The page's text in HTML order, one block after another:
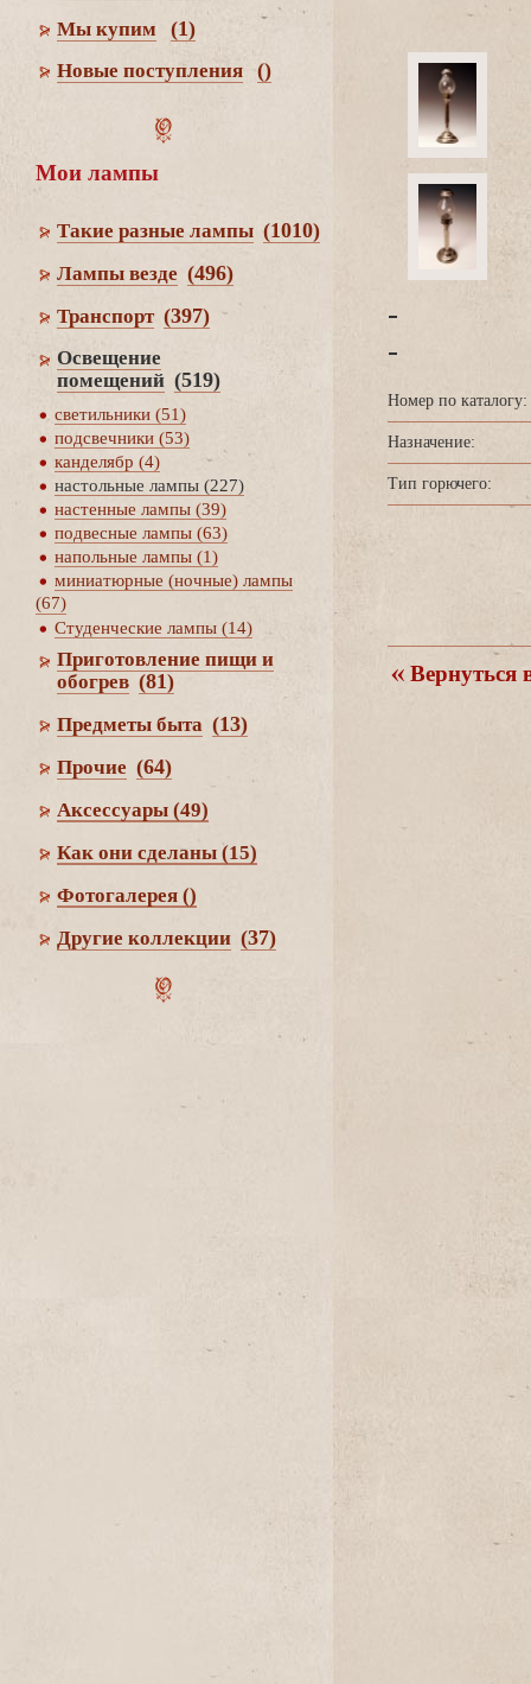
Мы купим (1)
Новые поступления ()
Мои лампы
Такие разные лампы (1010)
Лампы везде (496)
Транспорт (397)
Освещение
помещений (519)
светильники (51)
подсвечники (53)
канделябр (4)
настольные лампы (227)
настенные лампы (39)
подвесные лампы (63)
напольные лампы (1)
миниатюрные (ночные) лампы
(67)
Студенческие лампы (14)
Приготовление пищи и
обогре (81)
Предметы быта (13)
Прочие (64)
Аксессуары (49)
Как они сделаны (15)
Фотогалерея ()
Другие коллекции (37)
-
-
Номер по каталогу:
Назначение:
Тип горючего:
ернуться